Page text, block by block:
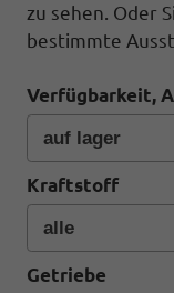
zu sehen. Oder
bestimmte
Verfügbarkeit,
Kraftstoff
Getriebe